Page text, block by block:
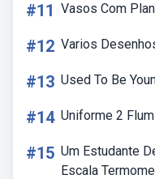
#11 Vasos Com
#12 Varios
#13 Used To Be
#14 Uniforme 2
#15 Um Estudante
Escala